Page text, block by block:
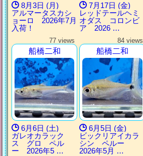
8月3日 (月)
アルマータスカシ
ョーロ 2026年7月
入荷！
7月17日 (金)
レッドテールヘミ
オダス コロンビ
ア 2026 …
77 views
船橋二和
6月6日 (土)
ガレオカラック
ス グロ ペル
ー 2026年5 …
84 views
船橋二和
6月5日 (金)
ビックリアイカラ
シン ペルー
2026年5月 …